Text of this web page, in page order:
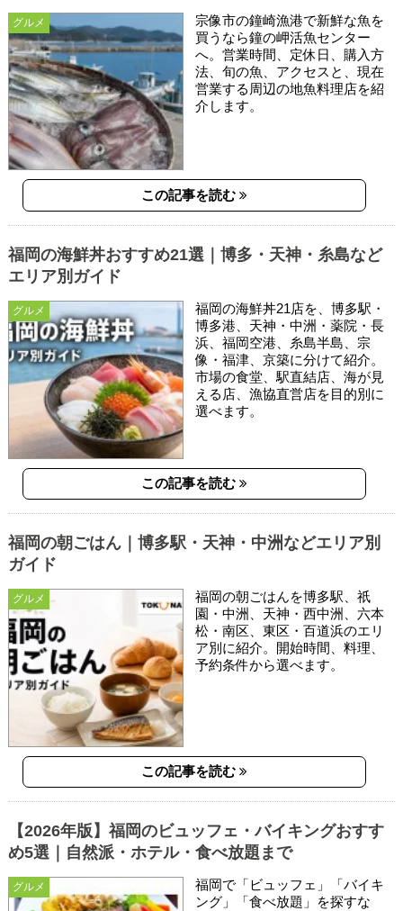
グルメ
宗像市の鐘崎漁港で新鮮な魚を
買うなら鐘の岬活魚センター
へ。営業時間、定休日、購入方
法、旬の魚、アクセスと、現在
営業する周辺の地魚料理店を紹
介します。
この記事を読む
グルメ
福岡の海鮮丼おすすめ21選｜博多・天神・糸島など
エリア別ガイド
福岡の海鮮丼21店を、博多駅・
博多港、天神・中洲・薬院・長
浜、福岡空港、糸島半島、宗
像・福津、京築に分けて紹介。
市場の食堂、駅直結店、海が見
える店、漁協直営店を目的別に
選べます。
この記事を読む
グルメ
福岡の朝ごはん｜博多駅・天神・中洲などエリア別
ガイド
福岡の朝ごはんを博多駅、祇
園・中洲、天神・西中洲、六本
松・南区、東区・百道浜のエリ
ア別に紹介。開始時間、料理、
予約条件から選べます。
この記事を読む
グルメ
【2026年版】福岡のビュッフェ・バイキングおすす
め5選｜自然派・ホテル・食べ放題まで
福岡で「ビュッフェ」「バイキ
ング」「食べ放題」を探すな